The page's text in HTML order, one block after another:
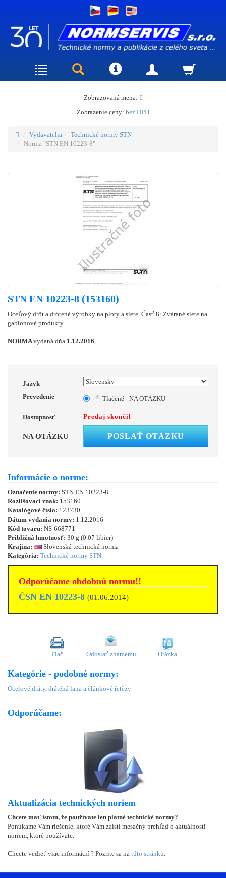
Zobrazovaná mena: €
Zobrazenie ceny: bez DPH
Vydavatelia
Technické normy STN
Norma "STN EN 10223-8"
STN EN 10223-8 (153160)
Oceľový drôt a drôtené výrobky na ploty a siete. Časť 8: Zvárané siete na
gabionové produkty.
NORMAvydaná dňa 1.12.2016
Jazyk
Prevedenie
Tlačené - NA OTÁZKU
Dostupnosť Predaj skončil
NA OTÁZKU POSLAŤ OTÁZKU
Informácie o norme:
Označenie normy: STN EN 10223-8
Rozlišovací znak: 153160
Katalógové číslo: 123730
Dátum vydania normy: 1.12.2016
Kód tovaru: NS-668771
Približná hmotnosť: 30 g (0.07 libier)
Krajina:
Slovenská technická norma
Kategória: Technické normy STN
Odporúčame obdobnú normu!!
ČSN EN 10223-8 (01.06.2014)
Tlač Odoslať známemu Otázka
Kategórie - podobné normy:
Ocelové dráty, drátěná lana a článkové řetězy
Odporúčame:
Aktualizácia technických noriem
Chcete mať istotu, že používate len platné technické normy?
Ponúkame Vám riešenie, ktoré Vám zaistí mesačný prehľad o aktuálnosti
noriem, ktoré používate.
Chcete vedieť viac informácií ? Pozrite sa na túto stránku